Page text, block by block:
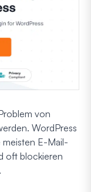
von
WordPress
meisten E-Mail-
oft blockieren